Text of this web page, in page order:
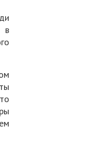
в